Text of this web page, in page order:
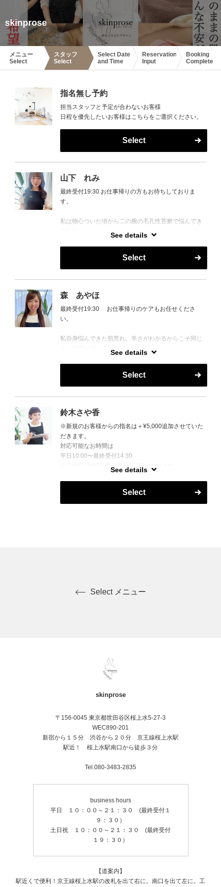
skinprose
メニュー
Select
スタッフ
Select
Select Date
and Time
Reservation
Input
Booking
Complete
指名無し予約
担当スタッフと予定が合わないお客様
日程を優先したいお客様はこちらをご選択ください。
Select
山下 れみ
最終受付19:30 お仕事帰りの方もお待ちしておりま
す。
私は物心ついた頃から二の腕の毛孔性苔癬で悩んでき
美容専門学校、大手サロンで身につけた知識と技術を
活かして、現在進行形でお肌でお悩みの方を救いたい
です！
背中ニキビ・ニキビ跡は勿論、毛孔性苔癬のケアもお
任せ下さい！
※未成年の方は必ず保護者の同意を得てからご予約く
See details
Select
森 あやほ
最終受付19:30 お仕事帰りのケアもお任せくださ
い。
私自身悩んできた肌荒れ。辛さがわかるからこそ同じ
ように悩んでいる方を救いたい！
きたいと思っています。
スキンプロサロンではスピーディーに肌改善できる自
信があります。
ニキビ、ニキビ跡のケアはお任せください！
※未成年の方は必ず保護者の同意を得てからご予約く
ださい。
See details
Select
鈴木さや香
※新規のお客様からの指名は＋¥5,000追加させていた
だきます。
対応可能なお時間は
平日10:00〜最終受付14:30
土日祝日10:00〜最終受付17:30となります。
※未成年の方は必ず保護者の同意を得てからご予約く
See details
Select
Select メニュー
skinprose
〒156-0045 東京都世田谷区桜上水5-27-3
WEC890-201
新宿から１５分 渋谷から２０分 京王線桜上水駅
駅近！ 桜上水駅南口から徒歩３分
Tel.080-3483-2835
business hours
平日 １０：００～２１：３０ (最終受付１
９：３０）
土日祝 １０：００～２１：３０ (最終受付
１９：３０）
【道案内】
駅近くで便利！京王線桜上水駅の改札を出て右に。南口を出て左に。工